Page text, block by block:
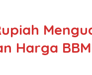
Harga BBM